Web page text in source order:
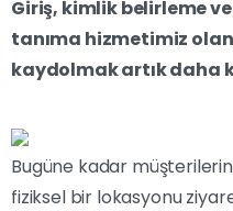
Giriş, kimlik belirleme
tanıma hizmetimiz
kaydolmak artık daha
Bugüne kadar
fiziksel bir lokasyonu